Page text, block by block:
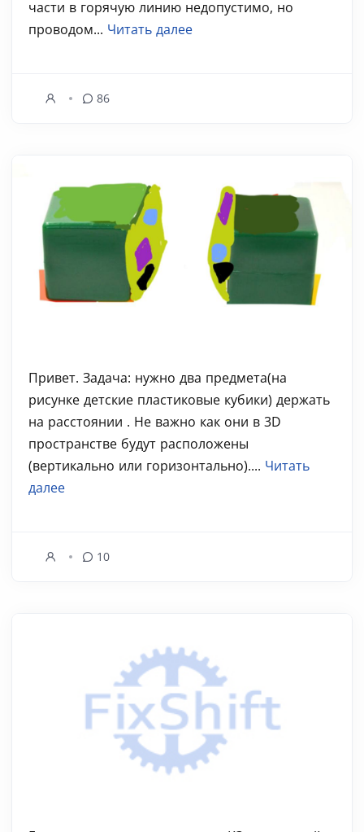
части в горячую линию недопустимо, но
проводом... Читать далее
86
Привет. Задача: нужно два предмета(на
рисунке детские пластиковые кубики) держать
на расстоянии . Не важно как они в 3D
пространстве будут расположены
(вертикально или горизонтально).... Читать
далее
10